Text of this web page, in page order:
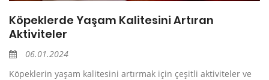
Köpeklerde Yaşam Kalitesini Artıran
Aktiviteler
06.01.2024
Köpeklerin yaşam kalitesini artırmak için çeşitli aktiviteler ve